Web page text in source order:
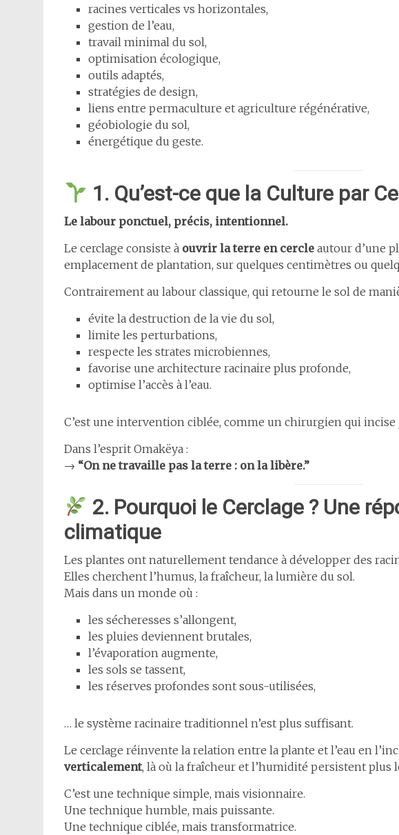
racines verticales vs horizontales,
gestion de l’eau,
travail minimal du sol,
optimisation écologique,
outils adaptés,
stratégies de design,
liens entre permaculture et agriculture régénérative,
géobiologie du sol,
énergétique du geste.
1. Qu’est-ce que la Culture par
Le labour ponctuel, précis, intentionnel.
Le cerclage consiste à ouvrir la terre en cercle autour d’une
emplacement de plantation, sur quelques centimètres ou
Contrairement au labour classique, qui retourne le sol de
évite la destruction de la vie du sol,
limite les perturbations,
respecte les strates microbiennes,
favorise une architecture racinaire plus profonde,
optimise l’accès à l’eau.
C’est une intervention ciblée, comme un chirurgien qui incise
Dans l’esprit Omakëya :
→ “On ne travaille pas la terre : on la libère.”
2. Pourquoi le Cerclage ? Une
climatique
Les plantes ont naturellement tendance à développer des
Elles cherchent l’humus, la fraîcheur, la lumière du sol.
Mais dans un monde où :
les sécheresses s’allongent,
les pluies deviennent brutales,
l’évaporation augmente,
les sols se tassent,
les réserves profondes sont sous-utilisées,
… le système racinaire traditionnel n’est plus suffisant.
Le cerclage réinvente la relation entre la plante et l’eau en
verticalement, là où la fraîcheur et l’humidité persistent plus
C’est une technique simple, mais visionnaire.
Une technique humble, mais puissante.
Une technique ciblée, mais transformatrice.